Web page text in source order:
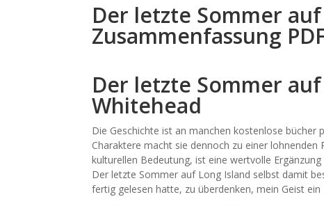
Der letzte Sommer
Zusammenfassung
Der letzte Sommer
Whitehead
Die Geschichte ist an manchen kostenlose
Charaktere macht sie dennoch zu einer lohnenden
kulturellen Bedeutung, ist eine wertvolle
Der letzte Sommer auf Long Island selbst damit
fertig gelesen hatte, zu überdenken, mein Geist